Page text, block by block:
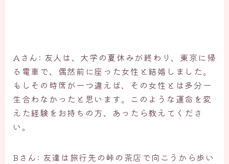
Aさん: 友人は、大学の夏休みが終わり、東京に帰
る電車で、偶然前に座った女性と結婚しました。
もしその時席が一つ違えば、その女性とは多分一
生合わなかったと思います。このような運命を変
えた経験をお持ちの方、あったら教えてくださ
い。
Bさん: 友達は旅行先の峠の茶店で向こうから歩い